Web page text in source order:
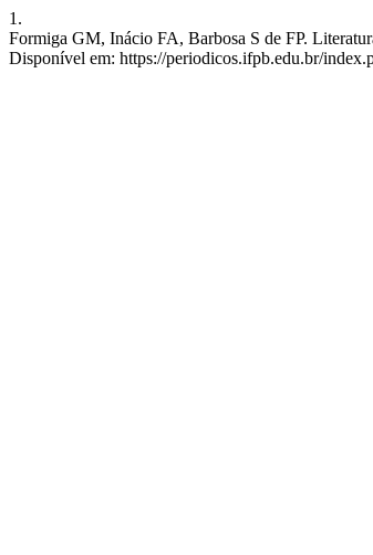
1.
Formiga GM, Inácio FA, Barbosa S de FP.
Disponível em: https://periodicos.ifpb.edu.br/